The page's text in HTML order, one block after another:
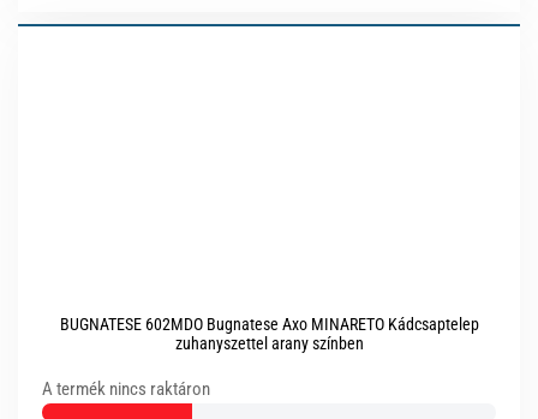
BUGNATESE 602MDO Bugnatese Axo MINARETO Kádcsaptelep
zuhanyszettel arany színben
A termék nincs raktáron